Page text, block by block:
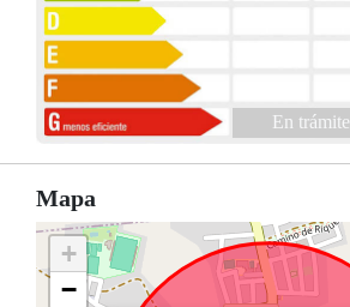
En trámite
Mapa
+
−